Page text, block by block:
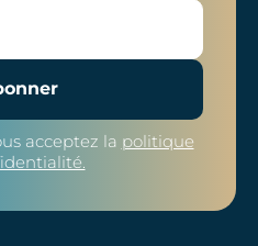
acceptez la politique